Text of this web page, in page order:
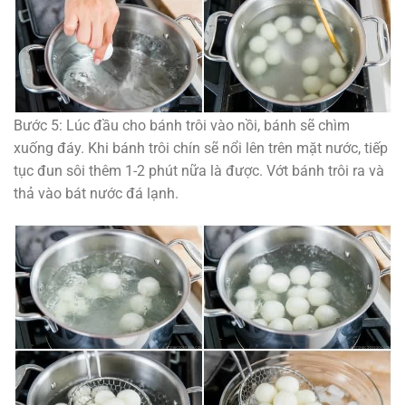
Bước 5: Lúc đầu cho bánh trôi vào nồi, bánh sẽ chìm
xuống đáy. Khi bánh trôi chín sẽ nổi lên trên mặt nước, tiếp
tục đun sôi thêm 1-2 phút nữa là được. Vớt bánh trôi ra và
thả vào bát nước đá lạnh.